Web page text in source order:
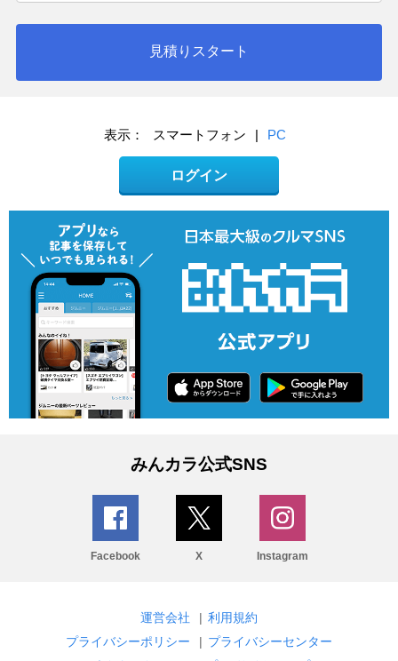
見積りスタート
表示： スマートフォン | PC
ログイン
みんカラ公式SNS
Facebook X Instagram
運営会社 | 利用規約
プライバシーポリシー
| プライバシーセンター